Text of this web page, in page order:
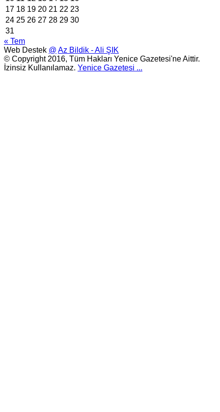
17 18 19 20 21 22 23
24 25 26 27 28 29 30
31
« Tem
Web Destek @ Az Bildik - Ali ŞIK
© Copyright 2016, Tüm Hakları Yenice Gazetesi'ne Aittir.
İzinsiz Kullanılamaz. Yenice Gazetesi ...